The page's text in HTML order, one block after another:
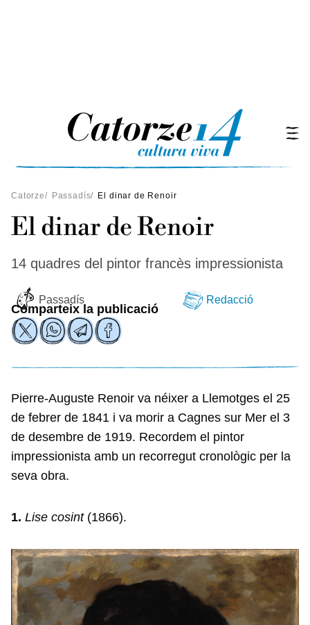
Catorze/ Passadís/ El dinar de Renoir
El dinar de Renoir
14 quadres del pintor francès impressionista
Passadís Redacció
Comparteix la publicació
Pierre-Auguste Renoir va néixer a Llemotges el 25
de febrer de 1841 i va morir a Cagnes sur Mer el 3
de desembre de 1919. Recordem el pintor
impressionista amb un recorregut cronològic per la
seva obra.
1. Lise cosint(1866).